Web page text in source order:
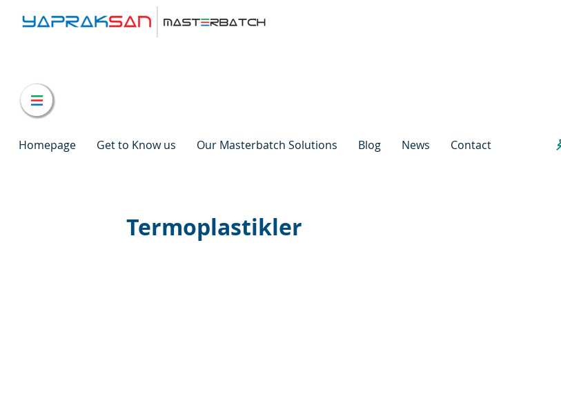
Homepage Get to Know us Our Masterbatch Solutions Blog News Contact
Termoplastikler